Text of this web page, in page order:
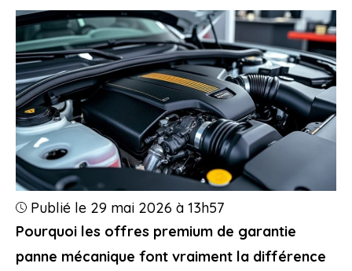
Pourquoi les offres premium de garantie
panne mécanique font vraiment la différence
Publié le 29 mai 2026 à 13h57